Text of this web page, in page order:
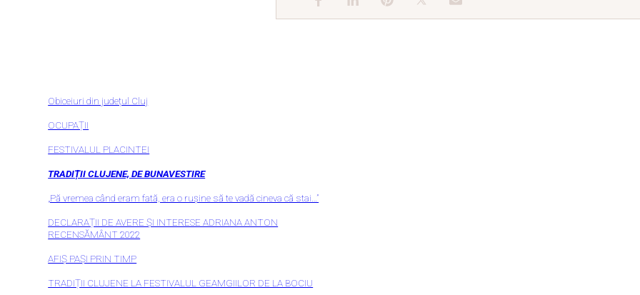
Obiceiuri din județul Cluj
OCUPAȚII
FESTIVALUL PLACINTEI
TRADIȚII CLUJENE, DE BUNAVESTIRE
„Pă vremea când eram fată, era o rușine să te vadă cineva că stai…”
DECLARAȚII DE AVERE ȘI INTERESE ADRIANA ANTON
RECENSĂMÂNT 2022
AFIȘ PAȘI PRIN TIMP
TRADIȚII CLUJENE LA FESTIVALUL GEAMGIILOR DE LA BOCIU